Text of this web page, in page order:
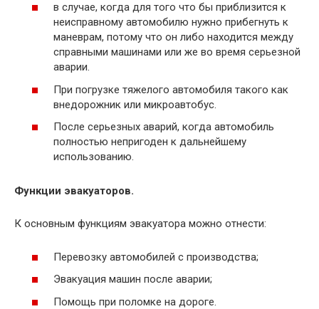
в случае, когда для того что бы приблизится к
неисправному автомобилю нужно прибегнуть к
маневрам, потому что он либо находится между
справными машинами или же во время серьезной
аварии.
При погрузке тяжелого автомобиля такого как
внедорожник или микроавтобус.
После серьезных аварий, когда автомобиль
полностью непригоден к дальнейшему
использованию.
Функции эвакуаторов.
К основным функциям эвакуатора можно отнести:
Перевозку автомобилей с производства;
Эвакуация машин после аварии;
Помощь при поломке на дороге.